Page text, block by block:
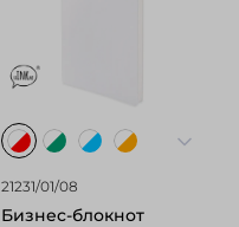
21231/01/08
Бизнес-блокнот